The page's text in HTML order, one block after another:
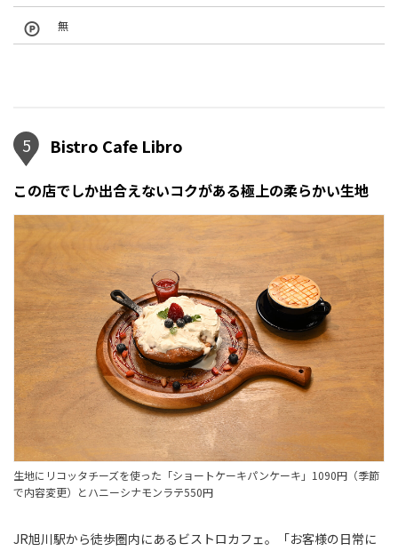
無
5 Bistro Cafe Libro
この店でしか出合えないコクがある極上の柔らかい生地
生地にリコッタチーズを使った「ショートケーキパンケーキ」1090円（季節
で内容変更）とハニーシナモンラテ550円
JR旭川駅から徒歩圏内にあるビストロカフェ。「お客様の日常に